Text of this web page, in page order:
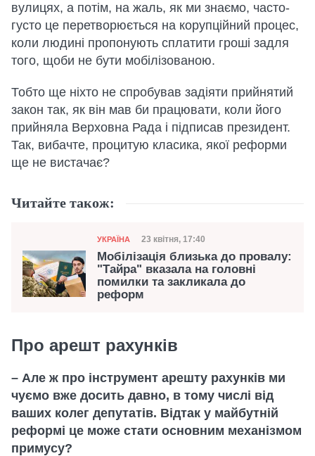
вулицях, а потім, на жаль, як ми знаємо, часто-
густо це перетворюється на корупційний процес,
коли людині пропонують сплатити гроші задля
того, щоби не бути мобілізованою.
Тобто ще ніхто не спробував задіяти прийнятий
закон так, як він мав би працювати, коли його
прийняла Верховна Рада і підписав президент.
Так, вибачте, процитую класика, якої реформи
ще не вистачає?
Читайте також:
Категорія
УКРАЇНА Дата публікації
23 квітня, 17:40
Мобілізація близька до провалу:
"Тайра" вказала на головні
помилки та закликала до
реформ
Про арешт рахунків
– Але ж про інструмент арешту рахунків ми
чуємо вже досить давно, в тому числі від
ваших колег депутатів. Відтак у майбутній
реформі це може стати основним механізмом
примусу?